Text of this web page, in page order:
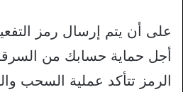
على أن يتم إرسال رمز
أجل حماية حسابك من
الرمز تتأكد عملية السحب